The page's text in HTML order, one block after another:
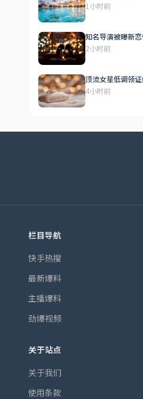
1小时前
知名导演被曝新
2小时前
顶流女星低调领
4小时前
栏目导航
快手热搜
最新爆料
主播爆料
劲爆视频
关于站点
关于我们
使用条款